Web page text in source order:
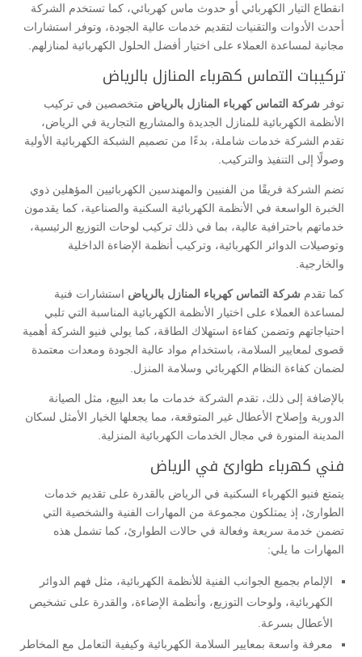
انقطاع التيار الكهربائي أو حدوث ماس كهربائي، كما تستخدم الشركة
أحدث الأدوات والتقنيات لتقديم خدمات عالية الجودة، وتوفر استشارات
مجانية لمساعدة العملاء على اختيار أفضل الحلول الكهربائية لمنازلهم.
تركيبات التماس كهرباء المنازل بالرياض
توفر شركة التماس كهرباء المنازل بالرياض متخصصين في تركيب
الأنظمة الكهربائية للمنازل الجديدة والمشاريع التجارية في الرياض،
تقدم الشركة خدمات شاملة، بدءًا من تصميم الشبكة الكهربائية الأولية
وصولًا إلى التنفيذ والتركيب.
تضم الشركة فريقًا من الفنيين والمهندسين الكهربائيين المؤهلين ذوي
الخبرة الواسعة في الأنظمة الكهربائية السكنية والصناعية، كما يقدمون
خدماتهم باحترافية عالية، بما في ذلك تركيب لوحات التوزيع الرئيسية،
وتوصيلات الدوائر الكهربائية، وتركيب أنظمة الإضاءة الداخلية
والخارجية.
كما تقدم شركة التماس كهرباء المنازل بالرياض استشارات فنية
لمساعدة العملاء على اختيار الأنظمة الكهربائية المناسبة التي تلبي
احتياجاتهم وتضمن كفاءة استهلاك الطاقة، كما يولي فنيو الشركة أهمية
قصوى لمعايير السلامة، باستخدام مواد عالية الجودة ومعدات معتمدة
لضمان كفاءة النظام الكهربائي وسلامة المنزل.
بالإضافة إلى ذلك، تقدم الشركة خدمات ما بعد البيع، مثل الصيانة
الدورية وإصلاح الأعطال غير المتوقعة، مما يجعلها الخيار الأمثل لسكان
المدينة المنورة في مجال الخدمات الكهربائية المنزلية.
فني كهرباء طوارئ في الرياض
يتمتع فنيو الكهرباء السكنية في الرياض بالقدرة على تقديم خدمات
الطوارئ، إذ يمتلكون مجموعة من المهارات الفنية والشخصية التي
تضمن خدمة سريعة وفعالة في حالات الطوارئ، كما تشمل هذه
المهارات ما يلي:
الإلمام بجميع الجوانب الفنية للأنظمة الكهربائية، مثل فهم الدوائر
الكهربائية، ولوحات التوزيع، وأنظمة الإضاءة، والقدرة على تشخيص
الأعطال بسرعة.
معرفة واسعة بمعايير السلامة الكهربائية وكيفية التعامل مع المخاطر